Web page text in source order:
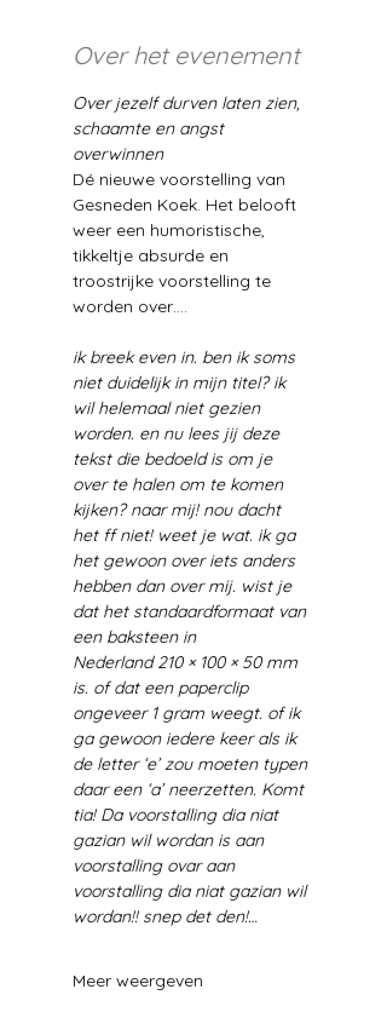
Over het evenement
Over jezelf durven laten zien,
schaamte en angst
overwinnen
Dé nieuwe voorstelling van
Gesneden Koek. Het belooft
weer een humoristische,
tikkeltje absurde en
troostrijke voorstelling te
worden over….
ik breek even in. ben ik soms
niet duidelijk in mijn titel? ik
wil helemaal niet gezien
worden. en nu lees jij deze
tekst die bedoeld is om je
over te halen om te komen
kijken? naar mij! nou dacht
het ff niet! weet je wat. ik ga
het gewoon over iets anders
hebben dan over mij. wist je
dat het standaardformaat van
een baksteen in
Nederland 210 × 100 × 50 mm
is. of dat een paperclip
ongeveer 1 gram weegt. of ik
ga gewoon iedere keer als ik
de letter ‘e’ zou moeten typen
daar een ‘a’ neerzetten. Komt
tia! Da voorstalling dia niat
gazian wil wordan is aan
voorstalling ovar aan
voorstalling dia niat gazian wil
wordan!! snep det den!…
Meer weergeven